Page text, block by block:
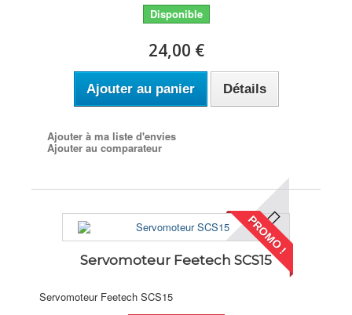
Disponible
24,00 €
Ajouter au panier Détails
Ajouter à ma liste d'envies
Ajouter au comparateur
PROMO !
Servomoteur Feetech SCS15
Servomoteur Feetech SCS15